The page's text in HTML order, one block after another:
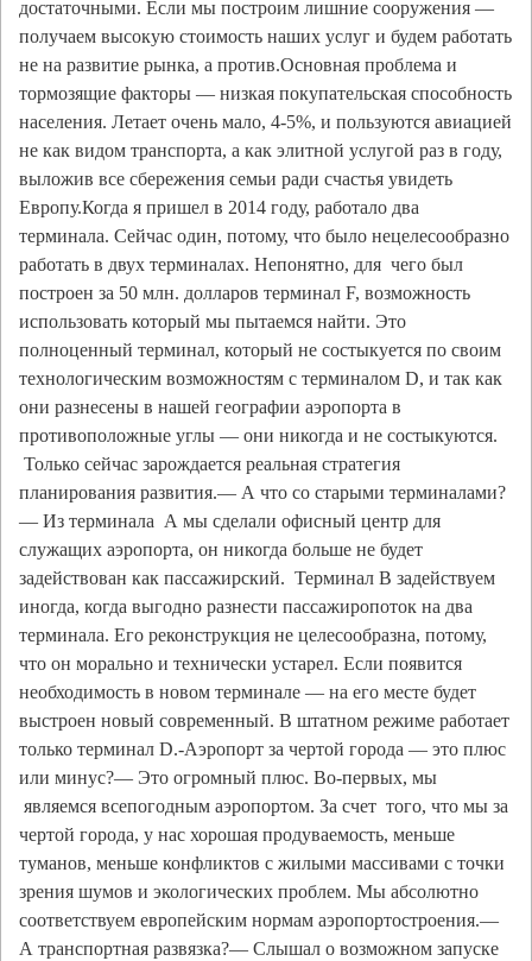
достаточными. Если мы построим лишние сооружения —
получаем высокую стоимость наших услуг и будем работать
не на развитие рынка, а против.Основная проблема и
тормозящие факторы — низкая покупательская способность
населения. Летает очень мало, 4-5%, и пользуются авиацией
не как видом транспорта, а как элитной услугой раз в году,
выложив все сбережения семьи ради счастья увидеть
Европу.Когда я пришел в 2014 году, работало два
терминала. Сейчас один, потому, что было нецелесообразно
работать в двух терминалах. Непонятно, для чего был
построен за 50 млн. долларов терминал F, возможность
использовать который мы пытаемся найти. Это
полноценный терминал, который не состыкуется по своим
технологическим возможностям с терминалом D, и так как
они разнесены в нашей географии аэропорта в
противоположные углы — они никогда и не состыкуются.
Только сейчас зарождается реальная стратегия
планирования развития.— А что со старыми терминалами?
— Из терминала А мы сделали офисный центр для
служащих аэропорта, он никогда больше не будет
задействован как пассажирский. Терминал В задействуем
иногда, когда выгодно разнести пассажиропоток на два
терминала. Его реконструкция не целесообразна, потому,
что он морально и технически устарел. Если появится
необходимость в новом терминале — на его месте будет
выстроен новый современный. В штатном режиме работает
только терминал D.-Аэропорт за чертой города — это плюс
или минус?— Это огромный плюс. Во-первых, мы
являемся всепогодным аэропортом. За счет того, что мы за
чертой города, у нас хорошая продуваемость, меньше
туманов, меньше конфликтов с жилыми массивами с точки
зрения шумов и экологических проблем. Мы абсолютно
соответствуем европейским нормам аэропортостроения.—
А транспортная развязка?— Слышал о возможном запуске